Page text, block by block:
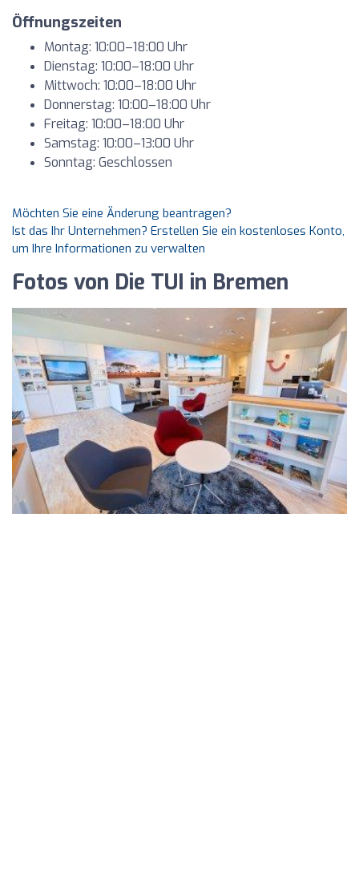
Öffnungszeiten
Montag: 10:00–18:00 Uhr
Dienstag: 10:00–18:00 Uhr
Mittwoch: 10:00–18:00 Uhr
Donnerstag: 10:00–18:00 Uhr
Freitag: 10:00–18:00 Uhr
Samstag: 10:00–13:00 Uhr
Sonntag: Geschlossen
Möchten Sie eine Änderung beantragen?
Ist das Ihr Unternehmen? Erstellen Sie ein kostenloses Konto,
um Ihre Informationen zu verwalten
Fotos von Die TUI in Bremen